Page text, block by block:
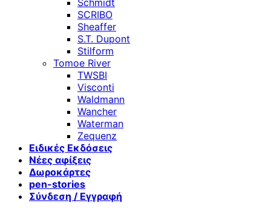
Schmidt
SCRIBO
Sheaffer
S.T. Dupont
Stilform
Tomoe River
TWSBI
Visconti
Waldmann
Wancher
Waterman
Zequenz
Ειδικές Εκδόσεις
Νέες αφίξεις
Δωροκάρτες
pen-stories
Σύνδεση / Εγγραφή